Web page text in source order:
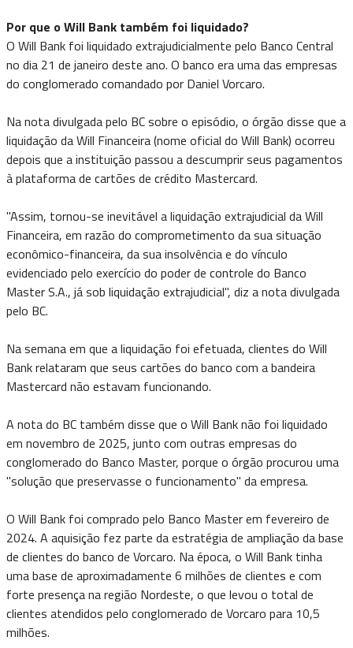
Por que o Will Bank também foi liquidado?
O Will Bank foi liquidado extrajudicialmente pelo Banco Central
no dia 21 de janeiro deste ano. O banco era uma das empresas
do conglomerado comandado por Daniel Vorcaro.
Na nota divulgada pelo BC sobre o episódio, o órgão disse que a
liquidação da Will Financeira (nome oficial do Will Bank) ocorreu
depois que a instituição passou a descumprir seus pagamentos
à plataforma de cartões de crédito Mastercard.
"Assim, tornou-se inevitável a liquidação extrajudicial da Will
Financeira, em razão do comprometimento da sua situação
econômico-financeira, da sua insolvência e do vínculo
evidenciado pelo exercício do poder de controle do Banco
Master S.A., já sob liquidação extrajudicial", diz a nota divulgada
pelo BC.
Na semana em que a liquidação foi efetuada, clientes do Will
Bank relataram que seus cartões do banco com a bandeira
Mastercard não estavam funcionando.
A nota do BC também disse que o Will Bank não foi liquidado
em novembro de 2025, junto com outras empresas do
conglomerado do Banco Master, porque o órgão procurou uma
"solução que preservasse o funcionamento" da empresa.
O Will Bank foi comprado pelo Banco Master em fevereiro de
2024. A aquisição fez parte da estratégia de ampliação da base
de clientes do banco de Vorcaro. Na época, o Will Bank tinha
uma base de aproximadamente 6 milhões de clientes e com
forte presença na região Nordeste, o que levou o total de
clientes atendidos pelo conglomerado de Vorcaro para 10,5
milhões.